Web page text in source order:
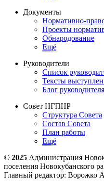
Документы
Нормативно-
Проекты
Обнародование
Ещё
Руководители
Список
Тексты
Блог руководителя
Совет НГПНР
Структура Совета
Состав Совета
План работы
Ещё
© 2025 Администрация
поселения Новокубанского
Главный редактор: Ворожко